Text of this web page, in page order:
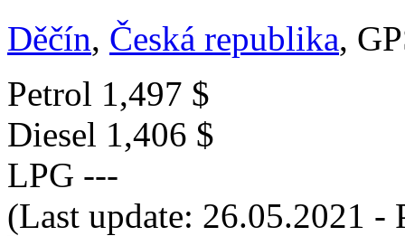
Děčín, Česká republika,
Petrol 1,497 $
Diesel 1,406 $
LPG ---
(Last update: 26.05.2021 -